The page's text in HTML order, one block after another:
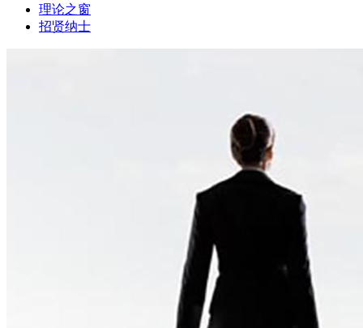
理论之窗
招贤纳士